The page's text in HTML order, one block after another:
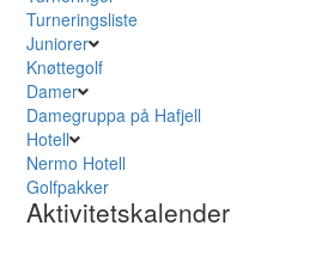
Turneringsliste
Juniorer
Knøttegolf
Damer
Damegruppa på Hafjell
Hotell
Nermo Hotell
Golfpakker
Aktivitetskalender